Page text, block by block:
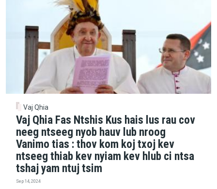
Vaj Qhia
Vaj Qhia Fas Ntshis Kus hais lus rau cov
neeg ntseeg nyob hauv lub nroog
Vanimo tias : thov kom koj txoj kev
ntseeg thiab kev nyiam kev hlub ci ntsa
tshaj yam ntuj tsim
Sep 14, 2024